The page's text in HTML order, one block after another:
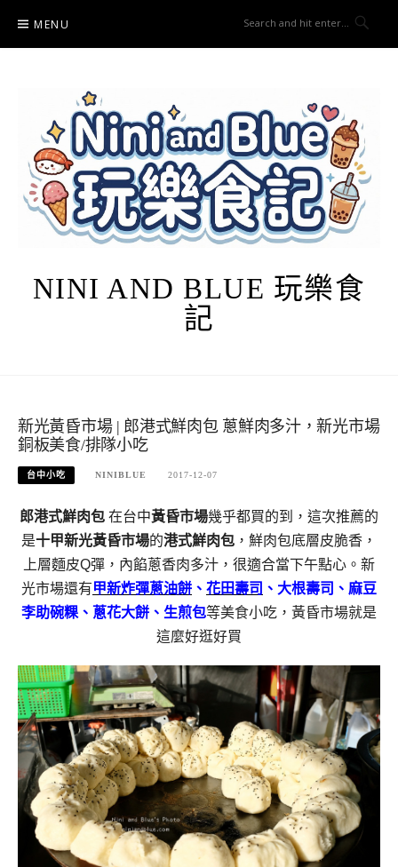
content
MENU
NINI AND BLUE 玩樂食
記
新光黃昏市場 | 郎港式鮮肉包 蔥鮮肉多汁，新光市場
銅板美食/排隊小吃
台中小吃 NINIBLUE 2017-12-07
郎港式鮮肉包 在台中黃昏市場幾乎都買的到，這次推薦的
是十甲新光黃昏市場的港式鮮肉包 ，鮮肉包底層皮脆香，
上層麵皮Q彈，內餡蔥香肉多汁，很適合當下午點心。新
光市場還有甲新炸彈蔥油餅 、 花田壽司 、大根壽司、麻豆
李助碗粿、蔥花大餅、生煎包等美食小吃，黃昏市場就是
這麼好逛好買